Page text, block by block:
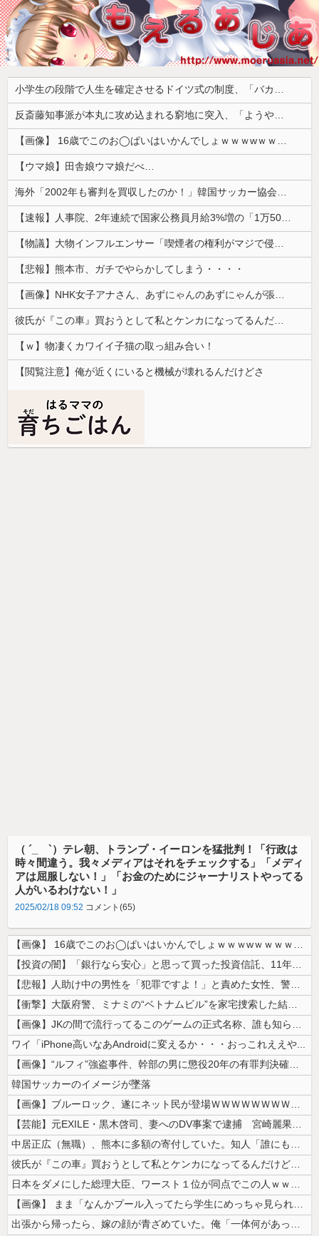
小学生の段階で人生を確定させるドイツ式の制度、「バカを振い落せるから合理的だ」と自惚れていた結果……
反斎藤知事派が本丸に攻め込まれる窮地に突入、「ようやく反撃のターンやね」と手際の良さに感心する人が続出中
【画像】 16歳でこのお◯ぱいはいかんでしょｗｗｗwｗｗｗｗｗｗｗｗ❤
【ウマ娘】田舎娘ウマ娘だべ…
海外「2002年も審判を買収したのか！」韓国サッカー協会による国際試合の審判買収が発覚し大騒ぎ！【海外の反応】
【速報】人事院、2年連続で国家公務員月給3%増の「1万5056円」引き上げ勧告 2年で6%超え
【物議】大物インフルエンサー「喫煙者の権利がマジで侵害されてる。いくら税金払ってるんだ」
【悲報】熊本市、ガチでやらかしてしまう・・・・
【画像】NHK女子アナさん、あずにゃんのあずにゃんが張ってしまう
彼氏が『この車』買おうとして私とケンカになってるんだけどｗｗｗｗｗｗ
【ｗ】物凄くカワイイ子猫の取っ組み合い！
【閲覧注意】俺が近くにいると機械が壊れるんだけどさ
（ ´_ゝ`）テレ朝、トランプ・イーロンを猛批判！「行政は
時々間違う。我々メディアはそれをチェックする」「メディ
アは屈服しない！」「お金のためにジャーナリストやってる
人がいるわけない！」
2025/02/18 09:52 コメント(65)
【画像】 16歳でこのお◯ぱいはいかんでしょｗｗｗwｗｗｗｗｗｗｗｗ❤
【投資の闇】「銀行なら安心」と思って買った投資信託、11年後に確認した...
【悲報】人助け中の男性を「犯罪ですよ！」と責めた女性、警察が来た瞬間逃...
【衝撃】大阪府警、ミナミの“ベトナムビル”を家宅捜索した結果・・・・・...
【画像】JKの間で流行ってるこのゲームの正式名称、誰も知らないｗｗｗｗ
ワイ「iPhone高いなあAndroidに変えるか・・・おっこれええや...
【画像】“ルフィ”強盗事件、幹部の男に懲役20年の有罪判決確定！！！
韓国サッカーのイメージが墜落
【画像】ブルーロック、遂にネット民が登場ＷＷＷＷＷＷＷＷＷＷＷ
【芸能】元EXILE・黒木啓司、妻へのDV事案で逮捕 宮崎麗果被告は全...
中居正広（無職）、熊本に多額の寄付していた。知人「誰にも知られなくても...
彼氏が『この車』買おうとして私とケンカになってるんだけどｗｗｗｗｗｗ
日本をダメにした総理大臣、ワースト１位が同点でこの人ｗｗｗｗｗｗ
【画像】 まま「なんかプール入ってたら学生にめっちゃ見られたw」
出張から帰ったら、嫁の顔が青ざめていた。俺「一体何があったんだ？」嫁「...